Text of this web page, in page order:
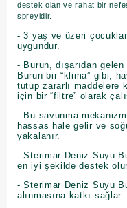
destek olan ve rahat bir
spreyidir.
- 3 yaş ve üzeri
uygundur.
- Burun, dışarıdan
Burun bir “klima” gibi,
tutup zararlı maddelere
için bir “filtre” olarak
- Bu savunma
hassas hale gelir ve
yakalanır.
- Sterimar Deniz Suyu
en iyi şekilde destek
- Sterimar Deniz Suyu
alınmasına katkı sağlar.